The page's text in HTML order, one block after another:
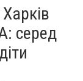
серед